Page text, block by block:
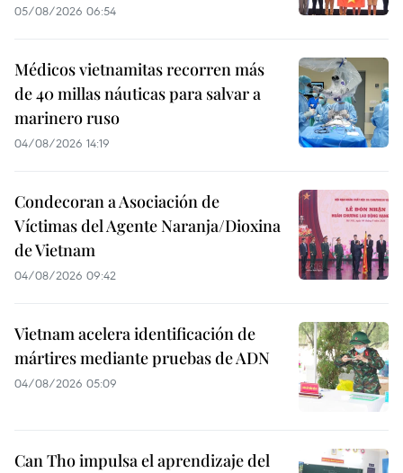
05/08/2026 06:54
Médicos vietnamitas recorren más
de 40 millas náuticas para salvar a
marinero ruso
04/08/2026 14:19
Condecoran a Asociación de
Víctimas del Agente Naranja/Dioxina
de Vietnam
04/08/2026 09:42
Vietnam acelera identificación de
mártires mediante pruebas de ADN
04/08/2026 05:09
Can Tho impulsa el aprendizaje del